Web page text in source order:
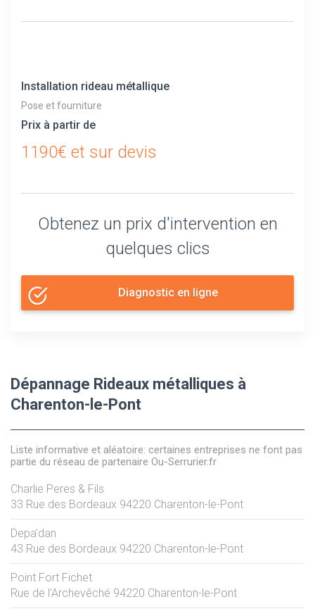
Installation rideau métallique
Pose et fourniture
Prix à partir de
1190€ et sur devis
Obtenez un prix d'intervention en
quelques clics
Diagnostic en ligne
Dépannage Rideaux métalliques à
Charenton-le-Pont
Liste informative et aléatoire: certaines entreprises ne font pas
partie du réseau de partenaire Ou-Serrurier.fr
Charlie Peres & Fils
33 Rue des Bordeaux 94220 Charenton-le-Pont
Depa'dan
43 Rue des Bordeaux 94220 Charenton-le-Pont
Point Fort Fichet
Rue de l'Archevêché 94220 Charenton-le-Pont